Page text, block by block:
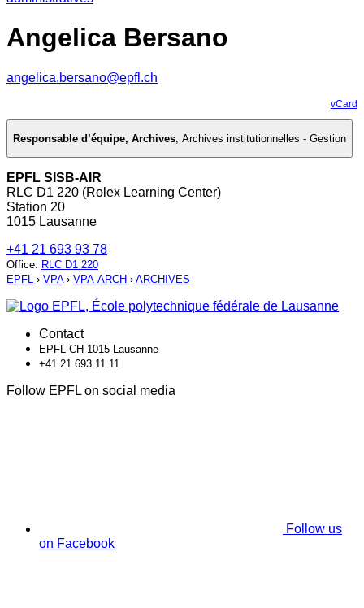
Angelica Bersano
angelica.bersano@epfl.ch
vCard
Responsable d’équipe, Archives, Archives institutionnelles - Gestion
EPFL SISB-AIR
RLC D1 220 (Rolex Learning Center)
Station 20
1015 Lausanne
+41 21 693 93 78
Office: RLC D1 220
EPFL › VPA› VPA-ARCH › ARCHIVES
Contact
EPFL CH-1015 Lausanne
+41 21 693 11 11
Follow EPFL on social media
Follow us
on Facebook